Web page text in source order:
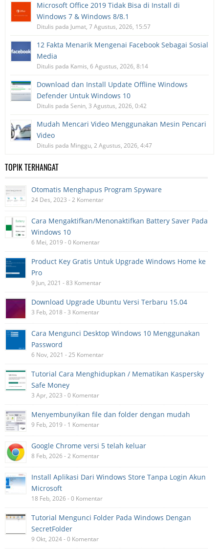
Microsoft Office 2019 Tidak Bisa di Install di
Windows 7 & Windows 8/8.1
Ditulis pada Jumat, 7 Agustus, 2026, 15:57
12 Fakta Menarik Mengenai Facebook Sebagai Sosial
Media
Ditulis pada Kamis, 6 Agustus, 2026, 8:14
Download dan Install Update Offline Windows
Defender Untuk Windows 10
Ditulis pada Senin, 3 Agustus, 2026, 0:42
Mudah Mencari Video Menggunakan Mesin Pencari
Video
Ditulis pada Minggu, 2 Agustus, 2026, 4:47
TOPIK TERHANGAT
Otomatis Menghapus Program Spyware
24 Des, 2023 - 2 Komentar
Cara Mengaktifkan/Menonaktifkan Battery Saver Pada
Windows 10
6 Mei, 2019 - 0 Komentar
Product Key Gratis Untuk Upgrade Windows Home ke
Pro
9 Jun, 2021 - 83 Komentar
Download Upgrade Ubuntu Versi Terbaru 15.04
3 Feb, 2018 - 3 Komentar
Cara Mengunci Desktop Windows 10 Menggunakan
Password
6 Nov, 2021 - 25 Komentar
Tutorial Cara Menghidupkan / Mematikan Kaspersky
Safe Money
3 Apr, 2023 - 0 Komentar
Menyembunyikan file dan folder dengan mudah
9 Feb, 2019 - 1 Komentar
Google Chrome versi 5 telah keluar
8 Feb, 2026 - 2 Komentar
Install Aplikasi Dari Windows Store Tanpa Login Akun
Microsoft
18 Feb, 2026 - 0 Komentar
Tutorial Mengunci Folder Pada Windows Dengan
SecretFolder
9 Okt, 2024 - 0 Komentar